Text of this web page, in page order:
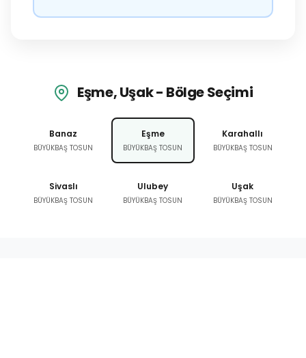
Eşme, Uşak - Bölge Seçimi
Banaz
BÜYÜKBAŞ TOSUN
Eşme
BÜYÜKBAŞ TOSUN
Karahallı
BÜYÜKBAŞ TOSUN
Sivaslı
BÜYÜKBAŞ TOSUN
Ulubey
BÜYÜKBAŞ TOSUN
Uşak
BÜYÜKBAŞ TOSUN